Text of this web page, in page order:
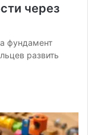
через
фундамент
развить